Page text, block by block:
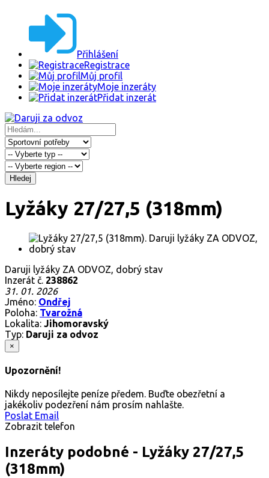
Přihlášení
Registrace
Můj profil
Moje inzeráty
Přidat inzerát
Hledej
Lyžáky 27/27,5 (318mm)
Daruji lyžáky ZA ODVOZ, dobrý stav
Inzerát č. 238862
31. 01. 2026
Jméno: Ondřej
Poloha: Tvarožná
Lokalita: Jihomoravský
Typ: Daruji za odvoz
×
Upozornění!
Nikdy neposílejte peníze předem. Buďte obezřetní a
jakékoliv podezření nám prosím nahlašte.
Poslat Email
Zobrazit telefon
Inzeráty podobné - Lyžáky 27/27,5
(318mm)